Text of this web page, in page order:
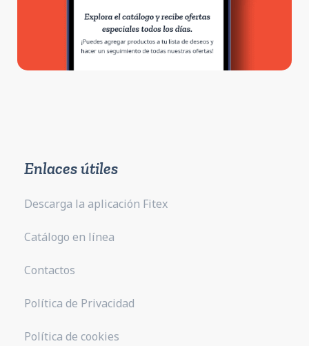
Enlaces útiles
Descarga la aplicación Fitex
Catálogo en línea
Contactos
Política de Privacidad
Política de cookies